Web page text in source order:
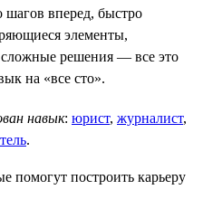
шагов вперед, быстро
элементы,
решения — все это
на «все сто».
навык: юрист, журналист,
.